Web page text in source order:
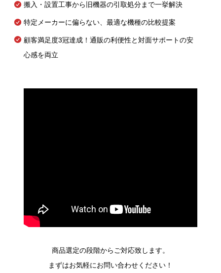
搬入・設置工事から旧機器の引取処分まで一挙解決
特定メーカーに偏らない、最適な機種の比較提案
顧客満足度3冠達成！通販の利便性と対面サポートの安
心感を両立
商品選定の段階からご対応致します。
まずはお気軽にお問い合わせください！